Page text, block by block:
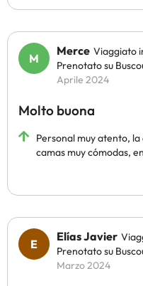
Merce Viaggiato
Prenotato su
Aprile 2024
Molto buona
Personal muy atento,
camas muy cómodas,
Elías Javier
Prenotato su
Marzo 2024